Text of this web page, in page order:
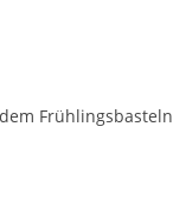
Frühlingsbasteln